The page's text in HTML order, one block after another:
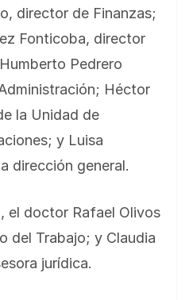
director de Finanzas;
Fonticoba, director
Pedrero
Héctor
la Unidad de
y Luisa
dirección general.
el doctor Rafael Olivos
del Trabajo; y Claudia
jurídica.